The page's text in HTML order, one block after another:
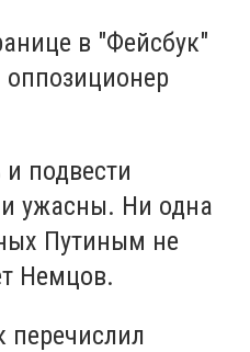
в "Фейсбук"
подвести
ужасны. Ни одна
Путиным не
Немцов.
перечислил